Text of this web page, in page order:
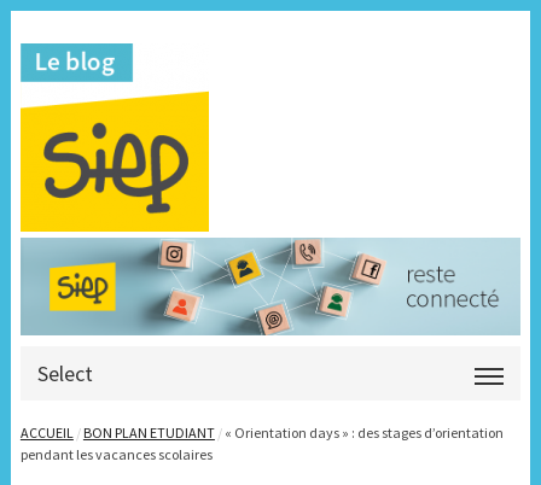
Select
ACCUEIL / BON PLAN ETUDIANT / « Orientation days » : des stages d’orientation
pendant les vacances scolaires